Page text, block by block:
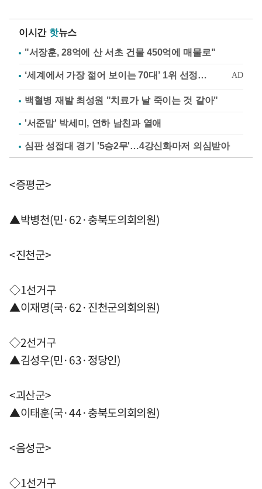
이시간 핫뉴스
"서장훈, 28억에 산 서초 건물 450억에 매물로"
백혈병 재발 최성원 "치료가 날 죽이는 것 같아"
'서준맘' 박세미, 연하 남친과 열애
심판 성접대 경기 '5승2무'…4강신화마저 의심받아
<증평군>
▲박병천(민·62·충북도의회의원)
<진천군>
◇1선거구
▲이재명(국·62·진천군의회의원)
◇2선거구
▲김성우(민·63·정당인)
<괴산군>
▲이태훈(국·44·충북도의회의원)
<음성군>
◇1선거구